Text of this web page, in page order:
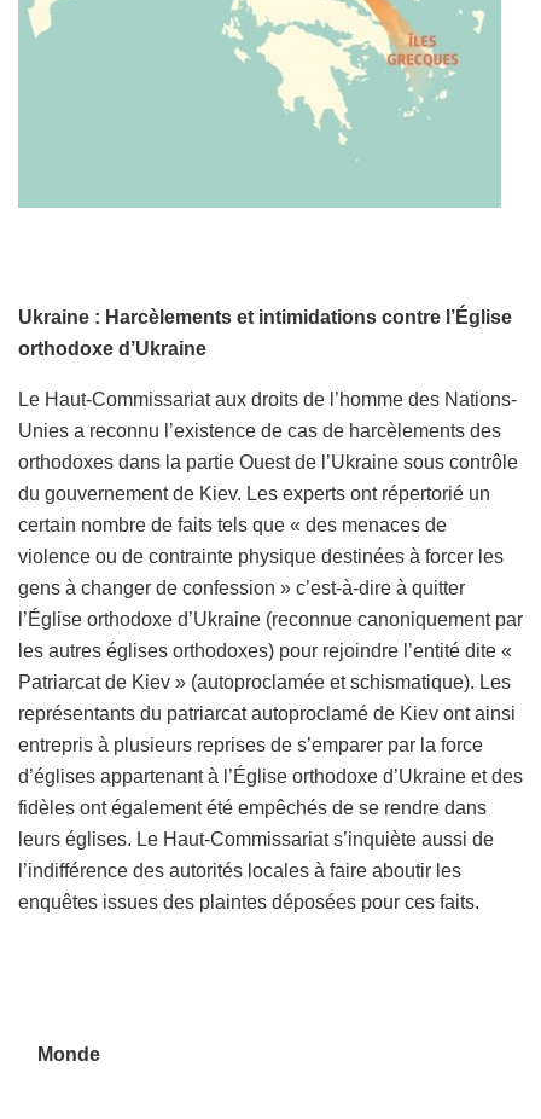
Ukraine : Harcèlements et intimidations contre l’Église
orthodoxe d’Ukraine
Le Haut-Commissariat aux droits de l’homme des Nations-
Unies a reconnu l’existence de cas de harcèlements des
orthodoxes dans la partie Ouest de l’Ukraine sous contrôle
du gouvernement de Kiev. Les experts ont répertorié un
certain nombre de faits tels que « des menaces de
violence ou de contrainte physique destinées à forcer les
gens à changer de confession » c’est-à-dire à quitter
l’Église orthodoxe d’Ukraine (reconnue canoniquement par
les autres églises orthodoxes) pour rejoindre l’entité dite «
Patriarcat de Kiev » (autoproclamée et schismatique). Les
représentants du patriarcat autoproclamé de Kiev ont ainsi
entrepris à plusieurs reprises de s’emparer par la force
d’églises appartenant à l’Église orthodoxe d’Ukraine et des
fidèles ont également été empêchés de se rendre dans
leurs églises. Le Haut-Commissariat s’inquiète aussi de
l’indifférence des autorités locales à faire aboutir les
enquêtes issues des plaintes déposées pour ces faits.
Monde